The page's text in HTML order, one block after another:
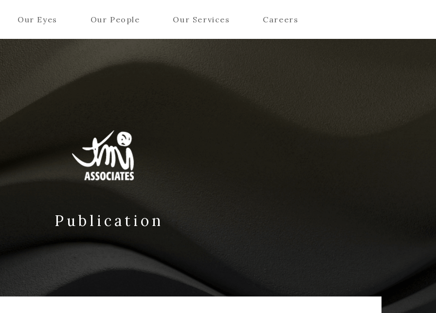
Our Eyes Our People Our Services Careers
Publication